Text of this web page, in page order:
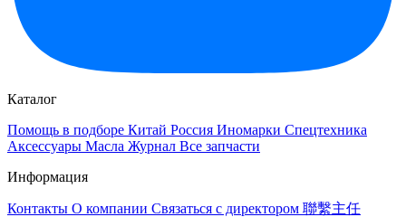
Каталог
Помощь в подборе Китай Россия Иномарки Спецтехника
Аксессуары Масла Журнал Все запчасти
Информация
Контакты О компании Связаться с директором 聯繫主任